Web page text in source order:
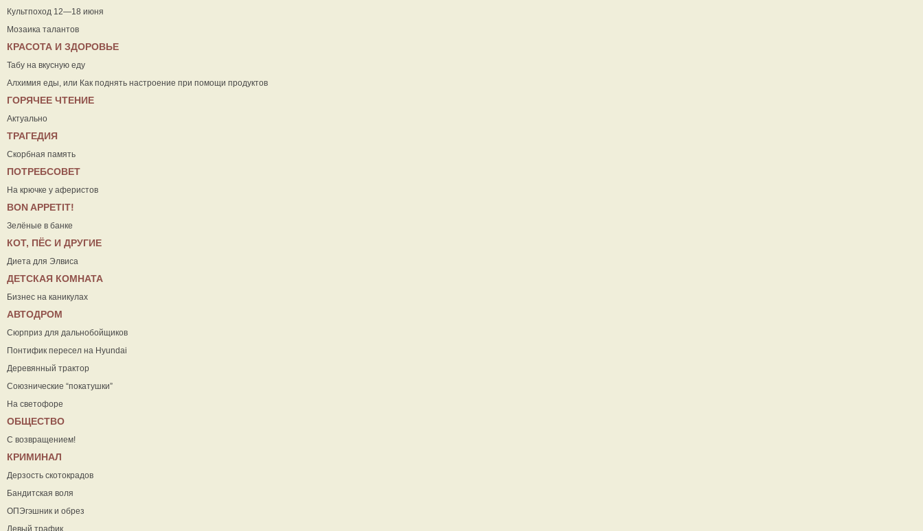
Культпоход 12—18 июня
Мозаика талантов
КРАСОТА И ЗДОРОВЬЕ
Табу на вкусную еду
Алхимия еды, или Как поднять настроение при помощи продуктов
ГОРЯЧЕЕ ЧТЕНИЕ
Актуально
ТРАГЕДИЯ
Скорбная память
ПОТРЕБСОВЕТ
На крючке у аферистов
ВON APPETIT!
Зелёные в банке
КОТ, ПЁС И ДРУГИЕ
Диета для Элвиса
ДЕТСКАЯ КОМНАТА
Бизнес на каникулах
АВТОДРОМ
Сюрприз для дальнобойщиков
Понтифик пересел на Hyundai
Деревянный трактор
Союзнические “покатушки”
На светофоре
ОБЩЕСТВО
С возвращением!
КРИМИНАЛ
Дерзость скотокрадов
Бандитская воля
ОПЭгэшник и обрез
Левый трафик